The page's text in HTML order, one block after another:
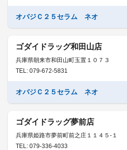
オバジＣ２５セラム ネオ
ゴダイドラッグ和田山店
兵庫県朝来市和田山町玉置１０７３
TEL: 079-672-5831
オバジＣ２５セラム ネオ
ゴダイドラッグ夢前店
兵庫県姫路市夢前町前之庄１１４５-１
TEL: 079-336-4033